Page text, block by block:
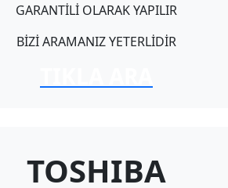
GARANTİLİ OLARAK YAPILIR
BİZİ ARAMANIZ YETERLİDİR
TOSHIBA